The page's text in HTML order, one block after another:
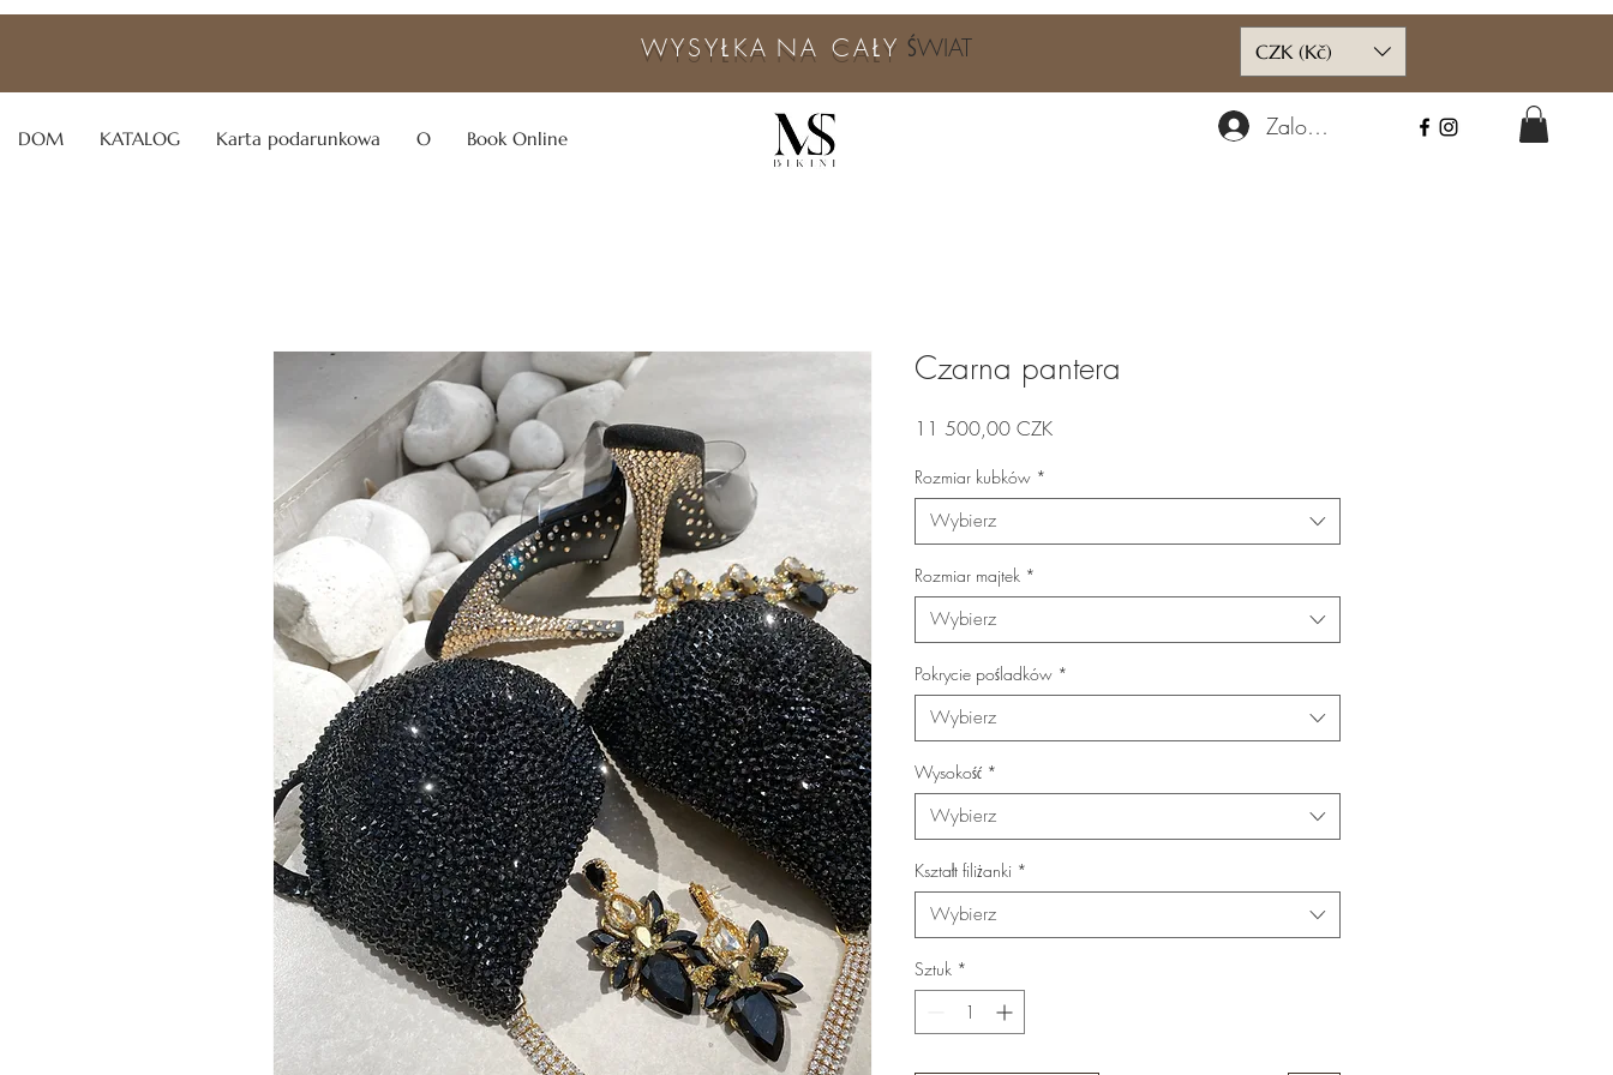
Zaloguj się
CZK (Kč)
WYSYŁKA NA CAŁY ŚWIAT
DOM KATALOG Karta podarunkowa O Book Online
Czarna pantera
11 500,00 CZKCena
Rozmiar kubków *
Wybierz
Rozmiar majtek *
Wybierz
Pokrycie pośladków *
Wybierz
Wysokość *
Wybierz
Kształt filiżanki *
Wybierz
Sztuk *